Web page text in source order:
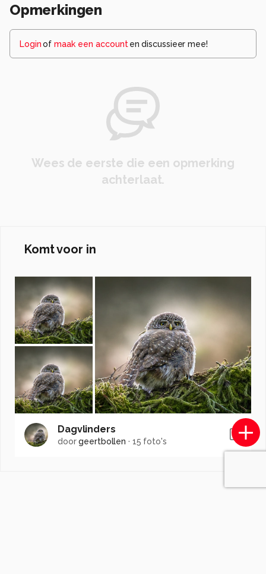
Opmerkingen
Loginof maak een account en discussieer mee!
Wees de eerste die een opmerking
achterlaat.
Komt voor in
Dagvlinders
doorgeertbollen · 15 foto's